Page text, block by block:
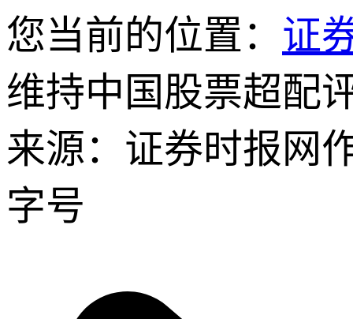
您当前的位置： 证
维持中国股票超配
来源：证券时报网
字号